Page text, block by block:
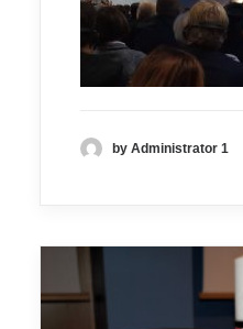
by Administrator 1